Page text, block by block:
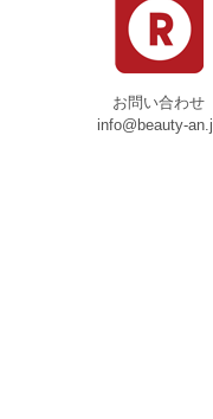
お問い合わせ
info@beauty-